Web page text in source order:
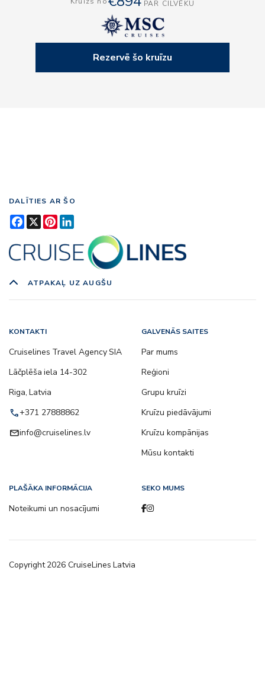
PAR CILVĒKU
Rezervē šo kruīzu
DALĪTIES AR ŠO
Facebook
X Pinterest
ATPAKAĻ UZ AUGŠU
KONTAKTI
Cruiselines Travel Agency SIA
Lāčplēša iela 14-302
Riga, Latvia
call+371 27888862
emailinfo@cruiselines.lv
GALVENĀS SAITES
Par mums
Reģioni
Grupu kruīzi
Kruīzu piedāvājumi
Kruīzu kompānijas
Mūsu kontakti
PLAŠĀKA INFORMĀCIJA
Noteikumi un nosacījumi
SEKO MUMS
Copyright2026 CruiseLines Latvia